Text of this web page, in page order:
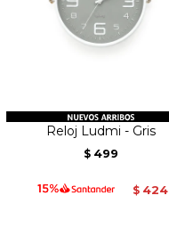
Reloj Ludmi - Gris
$ 499
$ 424